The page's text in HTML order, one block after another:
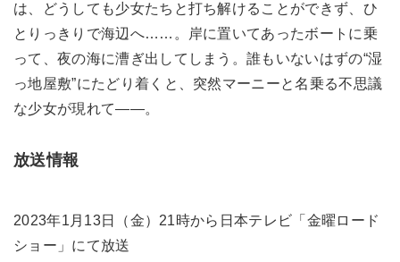
は、どうしても少女たちと打ち解けることができず、ひ
とりっきりで海辺へ……。岸に置いてあったボートに乗
って、夜の海に漕ぎ出してしまう。誰もいないはずの“湿
っ地屋敷”にたどり着くと、突然マーニーと名乗る不思議
な少女が現れて――。
放送情報
2023年1月13日（金）21時から日本テレビ「金曜ロード
ショー」にて放送